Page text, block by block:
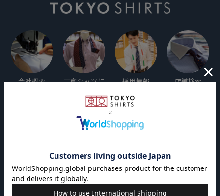
会社概要
東京シャツに
採用情報 店舗検索
ご利用ガイド
サイト利用規約
会員利用規約